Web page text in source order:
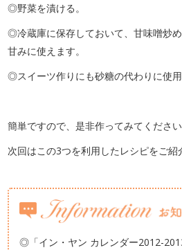
◎野菜を漬ける。
◎冷蔵庫に保存しておいて、甘味噌炒
甘みに使えます。
◎スイーツ作りにも砂糖の代わりに使用
簡単ですので、是非作ってみてください
次回はこの3つを利用したレシピをご紹
◎「イン・ヤン カレンダー2012-